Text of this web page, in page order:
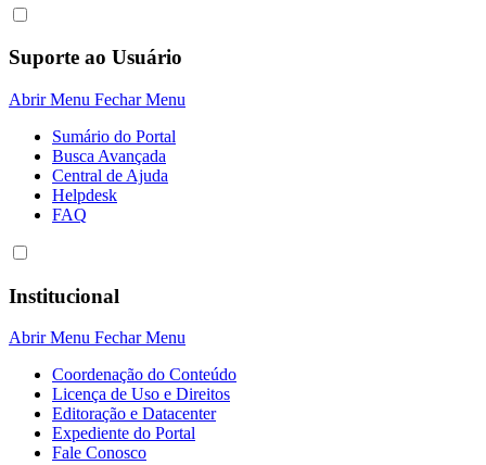
Suporte ao Usuário
Abrir Menu Fechar Menu
Sumário do Portal
Busca Avançada
Central de Ajuda
Helpdesk
FAQ
Institucional
Abrir Menu Fechar Menu
Coordenação do Conteúdo
Licença de Uso e Direitos
Editoração e Datacenter
Expediente do Portal
Fale Conosco